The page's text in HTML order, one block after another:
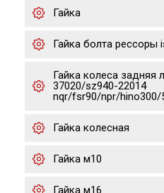
Гайка
Гайка болта рессоры
Гайка колеса задняя
37020/sz940-22014
nqr/fsr90/npr/hino300/
Гайка колесная
Гайка м10
Гайка м16